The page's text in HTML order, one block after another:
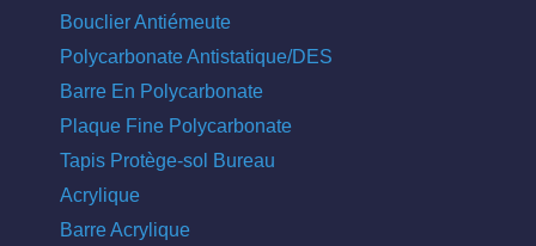
Bouclier Antiémeute
Polycarbonate Antistatique/DES
Barre En Polycarbonate
Plaque Fine Polycarbonate
Tapis Protège-sol Bureau
Acrylique
Barre Acrylique